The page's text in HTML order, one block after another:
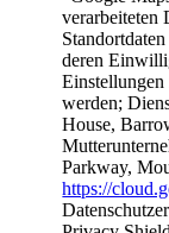
verarbeiteten
deren
werden;
House,
Parkway,
https://